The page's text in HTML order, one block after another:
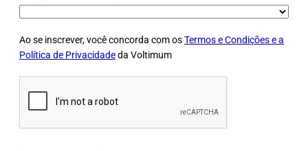
Ao se inscrever, você concorda com osTermos e Condições e a
Política de Privacidadeda Voltimum